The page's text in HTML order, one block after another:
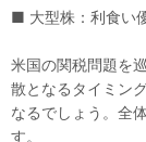
■ 大型株：利食い
米国の関税問題を
散となるタイミン
なるでしょう。全
す。